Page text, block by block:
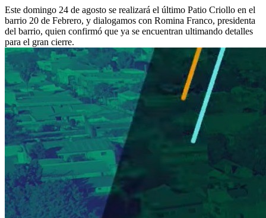
Este domingo 24 de agosto se realizará el último Patio Criollo en el
barrio 20 de Febrero, y dialogamos con Romina Franco, presidenta
del barrio, quien confirmó que ya se encuentran ultimando detalles
para el gran cierre.